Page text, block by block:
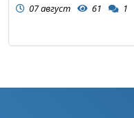
07 август 61 1